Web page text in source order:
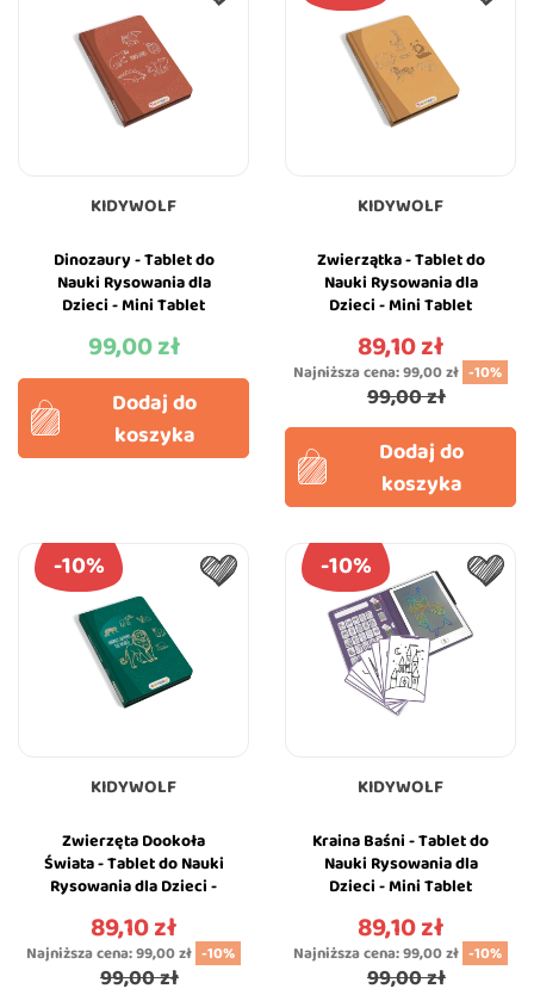
KIDYWOLF
Dinozaury - Tablet do
Nauki Rysowania dla
Dzieci - Mini Tablet
KIDYWOLF
Cena
99,00 zł
Dodaj do
koszyka
KIDYWOLF
Zwierzątka - Tablet do
Nauki Rysowania dla
Dzieci - Mini Tablet
KIDYWOLF
Cena
89,10 zł
Najniższa cena:99,00 zł -10%
99,00 zł
Dodaj do
koszyka
KIDYWOLF
Zwierzęta Dookoła
Świata - Tablet do Nauki
Rysowania dla Dzieci -
KIDYWOLF
Cena
89,10 zł
Najniższa cena:99,00 zł -10%
99,00 zł
-10%
KIDYWOLF
Kraina Baśni - Tablet do
Nauki Rysowania dla
Dzieci - Mini Tablet
Time -...
Cena
89,10 zł
Najniższa cena:99,00 zł -10%
99,00 zł
-10%